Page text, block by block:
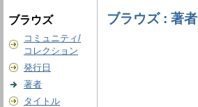
ブラウズ
コミュニティ/
コレクション
発行日
著者
タイトル
ブラウズ : 著者